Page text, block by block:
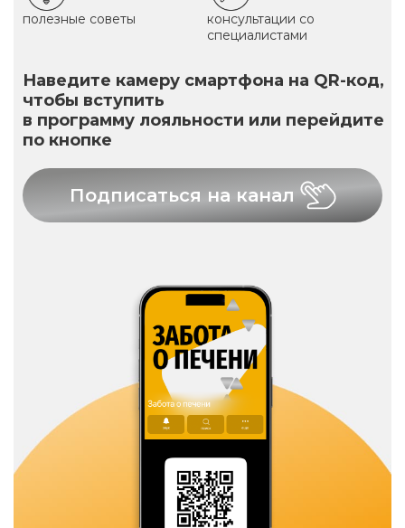
полезные советы
консультации со
специалистами
Наведите камеру смартфона на QR-код,
чтобы вступить
в программу лояльности или перейдите
по кнопке
Подписаться на канал